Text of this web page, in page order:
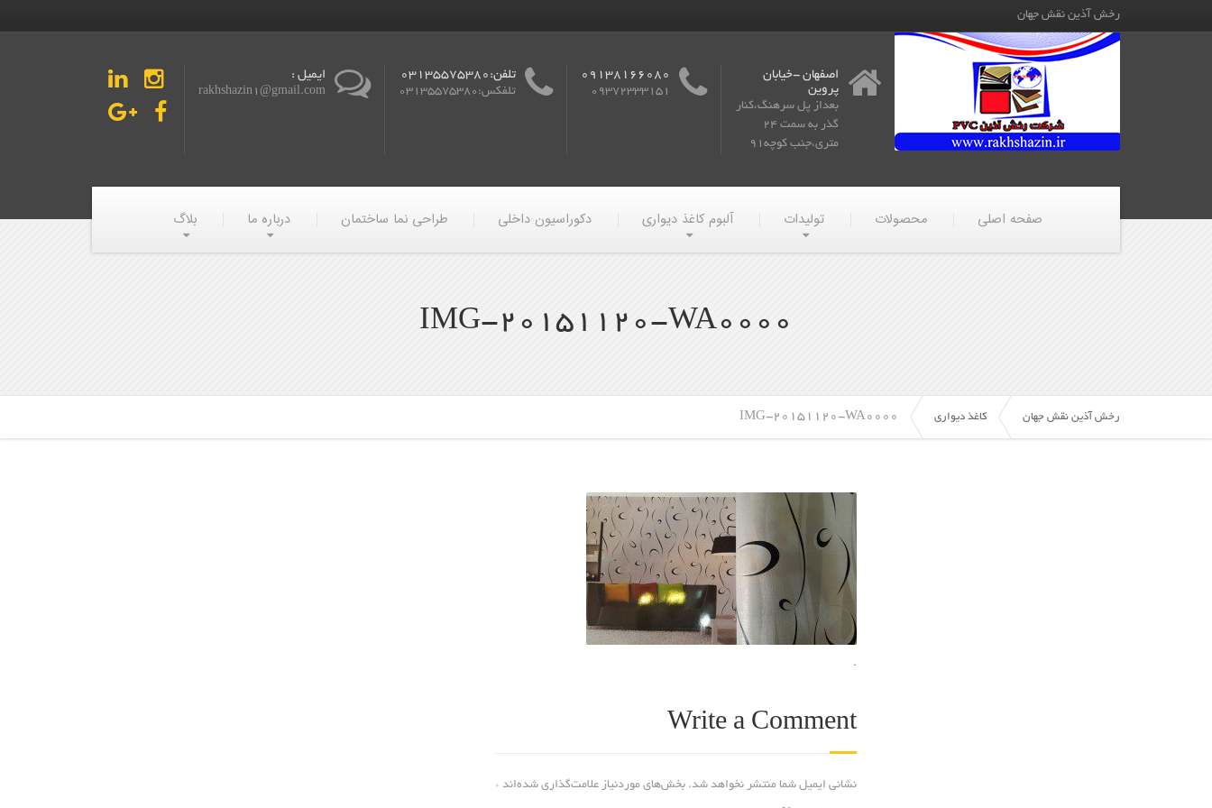
رخش آذین نقش جهان
اصفهان -خیابان
پروین
بعداز پل سرهنگ،کنار
گذر به سمت 24
متری،جنب کوچه91
09138166080
09372333151
تلفن:03135575380
تلفکس:03135575380
ایمیل :
rakhshazin1@gmail.com
صفحه اصلی محصولات تولیدات آلبوم کاغذ دیواری دکوراسیون داخلی طراحی نما ساختمان درباره ما بلاگ
IMG-20151120-WA0000
رخش آذین نقش جهان کاغذ دیواری IMG-20151120-WA0000
.
Write a Comment
نشانی ایمیل شما منتشر نخواهد شد. بخش‌های موردنیاز علامت‌گذاری شده‌اند *